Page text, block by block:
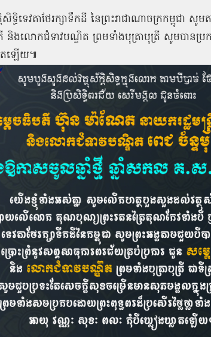
ធិទេវតាថែរក្សាទឹកដី នៃព្រះរាជាណាចក្រកម្ពុជា សូ
និងលោកជំទាវបណ្ឌិត ព្រមទាំងបុត្រាបុត្រី សូមបានប្
តឡើយ៕